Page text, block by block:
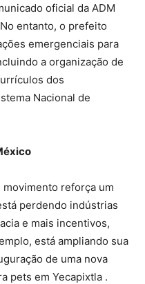
oficial da ADM
entanto, o prefeito
emergenciais para
a organização de
dos
Nacional de
reforça um
perdendo indústrias
e mais incentivos,
está ampliando sua
de uma nova
pets em Yecapixtla .